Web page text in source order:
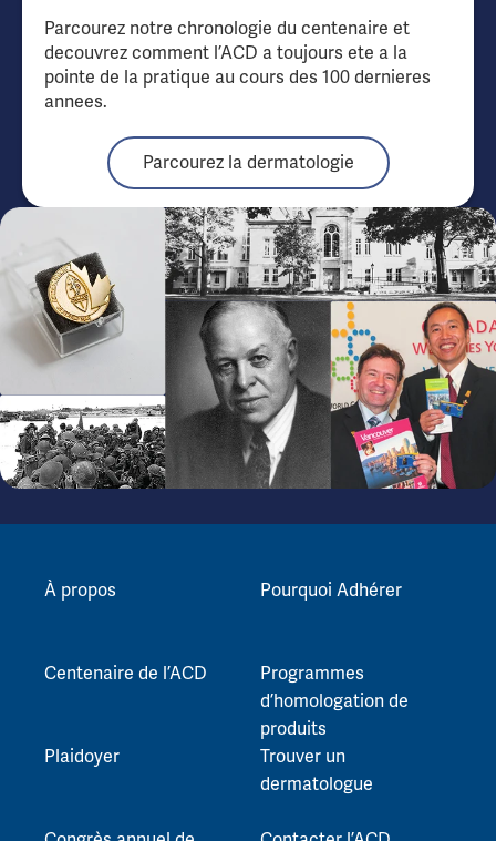
Parcourez notre chronologie du centenaire et
decouvrez comment l’ACD a toujours ete a la
pointe de la pratique au cours des 100 dernieres
annees.
Parcourez la dermatologie
À propos
Centenaire de l’ACD
Plaidoyer
Pourquoi Adhérer
Programmes
d’homologation de
produits
Trouver un
dermatologue